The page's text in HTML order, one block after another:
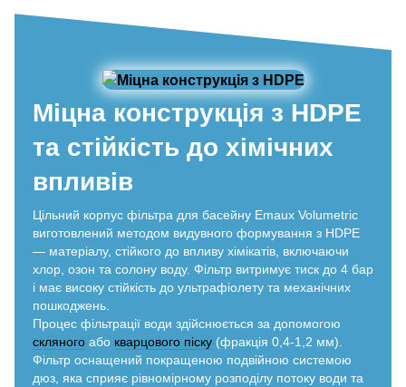
Міцна конструкція з HDPE
та стійкість до хімічних
впливів
Цільний корпус фільтра для басейну Emaux Volumetric
виготовлений методом видувного формування з HDPE
— матеріалу, стійкого до впливу хімікатів, включаючи
хлор, озон та солону воду. Фільтр витримує тиск до 4 бар
і має високу стійкість до ультрафіолету та механічних
пошкоджень.
Процес фільтрації води здійснюється за допомогою
скляного або кварцового піску (фракція 0,4-1,2 мм).
Фільтр оснащений покращеною подвійною системою
дюз, яка сприяє рівномірному розподілу потоку води та